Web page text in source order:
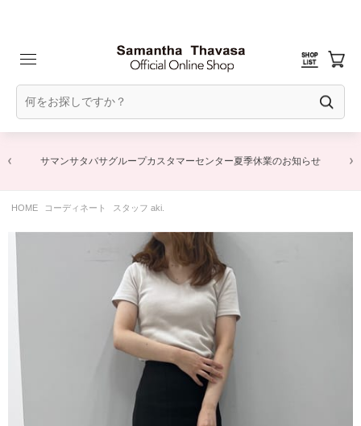
サマンサタバサグループカスタマーセンター夏季休業のお知らせ
HOME コーディネート スタッフ aki.